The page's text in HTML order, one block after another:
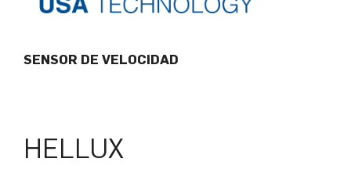
SENSOR DE VELOCIDAD
HELLUX